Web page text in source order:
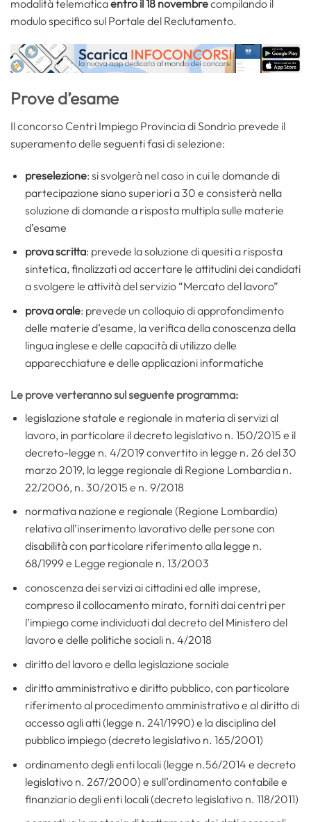
modalità telematicaentro il 18 novembrecompilando il
modulo specifico sul Portale del Reclutamento.
Prove d’esame
Il concorso Centri Impiego Provincia di Sondrio prevede il
superamento delle seguenti fasi di selezione:
preselezione: si svolgerà nel caso in cui le domande di
partecipazione siano superiori a 30 e consisterà nella
soluzione di domande a risposta multipla sulle materie
d’esame
prova scritta: prevede la soluzione di quesiti a risposta
sintetica, finalizzati ad accertare le attitudini dei candidati
a svolgere le attività del servizio “Mercato del lavoro”
prova orale: prevede un colloquio di approfondimento
delle materie d’esame, la verifica della conoscenza della
lingua inglese e delle capacità di utilizzo delle
apparecchiature e delle applicazioni informatiche
Le prove verteranno sul seguente programma:
legislazione statale e regionale in materia di servizi al
lavoro, in particolare il decreto legislativo n. 150/2015 e il
decreto-legge n. 4/2019 convertito in legge n. 26 del 30
marzo 2019, la legge regionale di Regione Lombardia n.
22/2006, n. 30/2015 e n. 9/2018
normativa nazione e regionale (Regione Lombardia)
relativa all’inserimento lavorativo delle persone con
disabilità con particolare riferimento alla legge n.
68/1999 e Legge regionale n. 13/2003
conoscenza dei servizi ai cittadini ed alle imprese,
compreso il collocamento mirato, forniti dai centri per
l’impiego come individuati dal decreto del Ministero del
lavoro e delle politiche sociali n. 4/2018
diritto del lavoro e della legislazione sociale
diritto amministrativo e diritto pubblico, con particolare
riferimento al procedimento amministrativo e al diritto di
accesso agli atti (legge n. 241/1990) e la disciplina del
pubblico impiego (decreto legislativo n. 165/2001)
ordinamento degli enti locali (legge n.56/2014 e decreto
legislativo n. 267/2000) e sull’ordinamento contabile e
finanziario degli enti locali (decreto legislativo n. 118/2011)